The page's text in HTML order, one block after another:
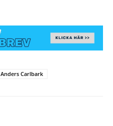
Anders Carlbark